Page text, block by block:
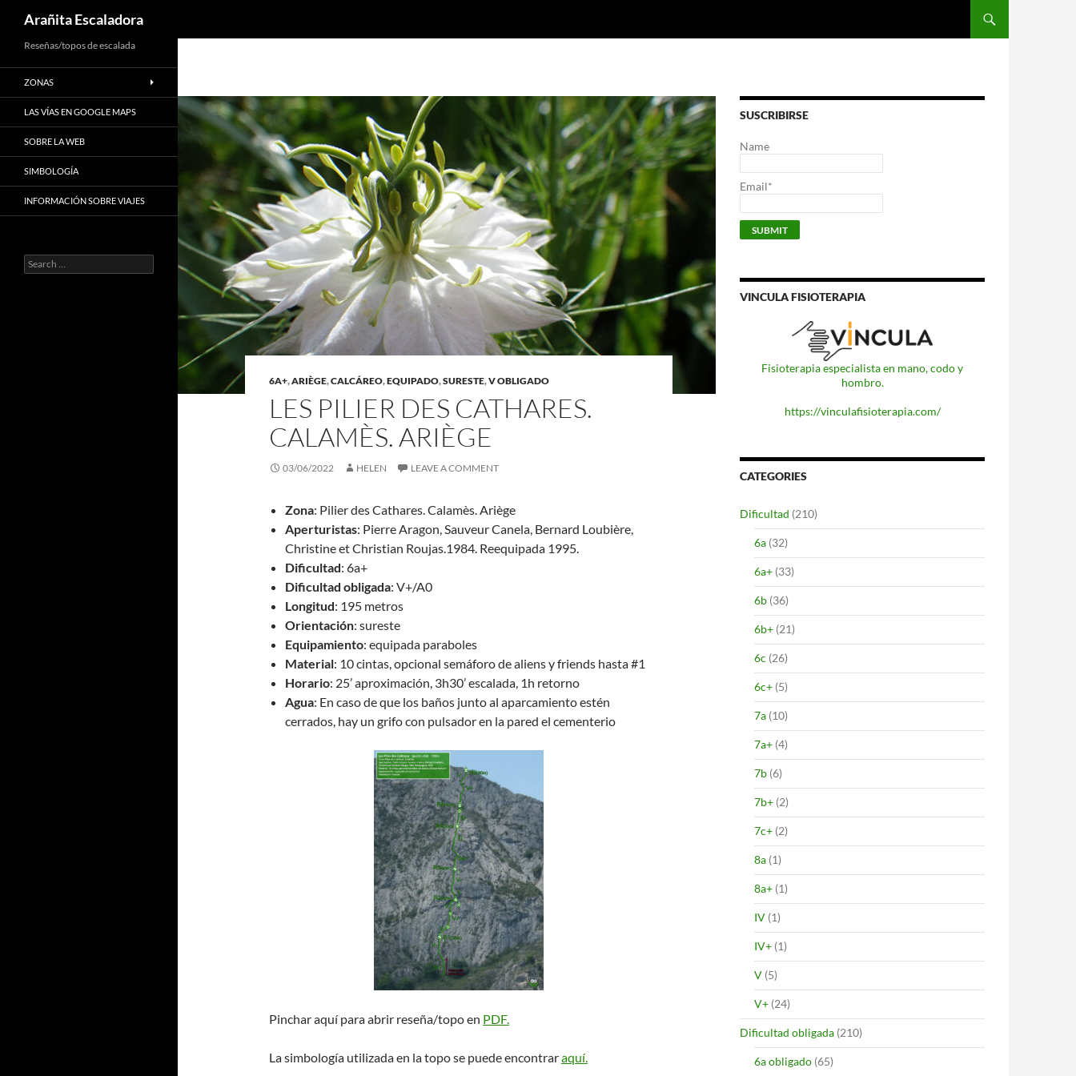
to
content
Arañita Escaladora
6A+,ARIÈGE,CALCÁREO,EQUIPADO,SURESTE,V OBLIGADO
LES PILIER DES CATHARES.
CALAMÈS. ARIÈGE
03/06/2022 HELEN LEAVE A COMMENT
Zona: Pilier des Cathares. Calamès. Ariège
Aperturistas: Pierre Aragon, Sauveur Canela, Bernard Loubière,
Christine et Christian Roujas.1984. Reequipada 1995.
Dificultad: 6a+
Dificultad obligada: V+/A0
Longitud: 195 metros
Orientación: sureste
Equipamiento: equipada paraboles
Material: 10 cintas, opcional semáforo de aliens y friends hasta #1
Horario: 25’ aproximación, 3h30’ escalada, 1h retorno
Agua: En caso de que los baños junto al aparcamiento estén
cerrados, hay un grifo con pulsador en la pared el cementerio
Pinchar aquí para abrir reseña/topo en PDF.
La simbología utilizada en la topo se puede encontraraquí.
SUSCRIBIRSE
Name
Email*
VINCULA FISIOTERAPIA
Fisioterapia especialista en mano, codo y
hombro.
https://vinculafisioterapia.com/
CATEGORIES
Dificultad (210)
6a (32)
6a+ (33)
6b (36)
6b+ (21)
6c (26)
6c+ (5)
7a (10)
7a+ (4)
7b (6)
7b+ (2)
7c+ (2)
8a (1)
8a+ (1)
IV (1)
IV+ (1)
V (5)
V+ (24)
Dificultad obligada (210)
6a obligado (65)
Reseñas/topos de escalada
ZONAS
LAS VÍAS EN GOOGLE MAPS
SOBRE LA WEB
SIMBOLOGÍA
INFORMACIÓN SOBRE VIAJES
Search
for: